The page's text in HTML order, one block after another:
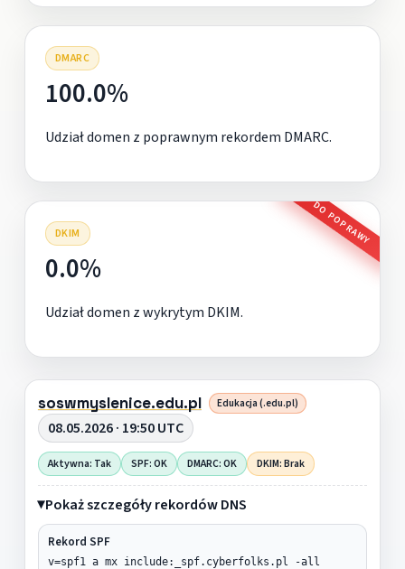
DMARC
100.0%
Udział domen z poprawnym rekordem DMARC.
DKIM DO POPRAWY
0.0%
Udział domen z wykrytym DKIM.
soswmyslenice.edu.pl Edukacja (.edu.pl)
08.05.2026 · 19:50 UTC
Aktywna: Tak SPF: OK DMARC: OK DKIM: Brak
Pokaż szczegóły rekordów DNS
Rekord SPF
v=spf1 a mx include:_spf.cyberfolks.pl -all